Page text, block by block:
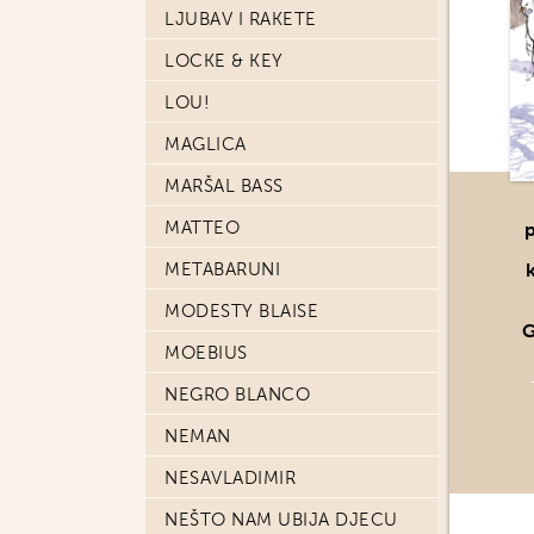
LJUBAV I RAKETE
LOCKE & KEY
LOU!
MAGLICA
MARŠAL BASS
MATTEO
METABARUNI
MODESTY BLAISE
MOEBIUS
NEGRO BLANCO
NEMAN
NESAVLADIMIR
NEŠTO NAM UBIJA DJECU